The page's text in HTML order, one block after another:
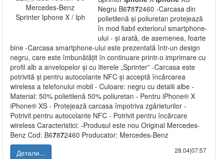
Negru B67872460 -Carcasa din
polietilenă și poliuretan protejează
în mod fiabil exteriorul smartphone-
ului - și arată, de asemenea, foarte
bine -Carcasa smartphone-ului este prezentată într-un design
negru, care este îmbunătățit în continuare printr-o imprimare cu
profil alb a anvelopelor și cu literele „Sprinter” -Carcasa este
potrivită și pentru autocolante NFC și acceptă încărcarea
wireless a telefonului mobil - Culoare: negru cu detalii albe -
Material: 50% polietilenă 50% poliuretan - Pentru iPhone® X
iPhone® XS - Protejează carcasa împotriva zgârieturilor -
Potrivit pentru autocolante NFC - Potrivit pentru încărcare
wireless Caracteristici: -Produsul este nou Original Mercedes-
Benz Cod: B67872460 Producator: Mercedes-Benz
Детали...
28.04|07:57